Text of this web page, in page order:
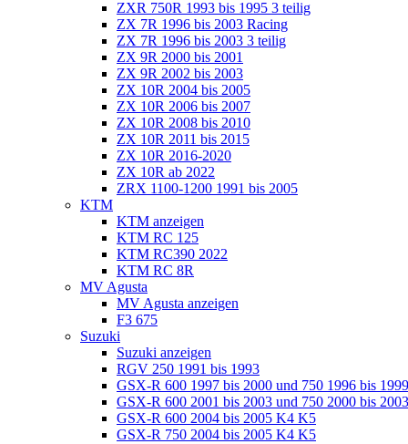
ZXR 750R 1993 bis 1995 3 teilig
ZX 7R 1996 bis 2003 Racing
ZX 7R 1996 bis 2003 3 teilig
ZX 9R 2000 bis 2001
ZX 9R 2002 bis 2003
ZX 10R 2004 bis 2005
ZX 10R 2006 bis 2007
ZX 10R 2008 bis 2010
ZX 10R 2011 bis 2015
ZX 10R 2016-2020
ZX 10R ab 2022
ZRX 1100-1200 1991 bis 2005
KTM
KTM anzeigen
KTM RC 125
KTM RC390 2022
KTM RC 8R
MV Agusta
MV Agusta anzeigen
F3 675
Suzuki
Suzuki anzeigen
RGV 250 1991 bis 1993
GSX-R 600 1997 bis 2000 und 750 1996 bis 1999
GSX-R 600 2001 bis 2003 und 750 2000 bis
GSX-R 600 2004 bis 2005 K4 K5
GSX-R 750 2004 bis 2005 K4 K5